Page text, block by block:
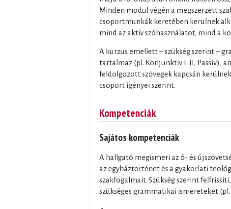
Minden modul végén a megszerzett
csoportmunkák keretében kerülnek
mind az aktív szóhasználatot, mind a
A kurzus emellett – szükség szerint –
tartalmaz (pl. Konjunktiv I–II, Passiv),
feldolgozott szövegek kapcsán
csoport igényei szerint.
Kompetenciák
Sajátos kompetenciák
A hallgató megismeri az ó- és
az egyháztörténet és a gyakorlati
szakfogalmait. Szükség szerint
szükséges grammatikai ismereteket